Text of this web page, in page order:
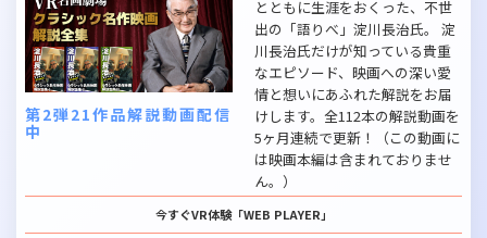
第2弾21作品解説動画配信
中
とともに生涯をおくった、不世
出の「語りべ」淀川長治氏。 淀
川長治氏だけが知っている貴重
なエピソード、映画への深い愛
情と想いにあふれた解説をお届
けします。全112本の解説動画を
5ヶ月連続で更新！（この動画に
は映画本編は含まれておりませ
ん。）
今すぐVR体験「WEB PLAYER」